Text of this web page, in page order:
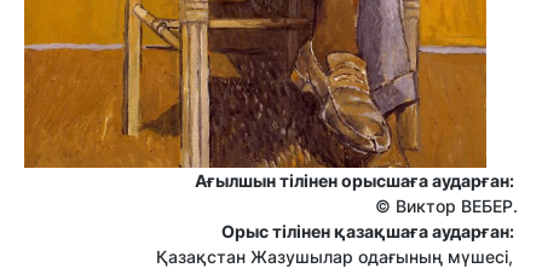
Ағылшын тілінен орысшаға аударған:
© Виктор ВЕБЕР.
Орыс тілінен қазақшаға аударған:
Қазақстан Жазушылар одағының мүшесі,